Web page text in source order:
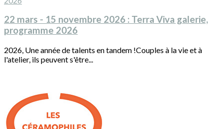
22 mars - 15 novembre 2026 : Terra Viva galerie,
programme 2026
2026, Une année de talents en tandem !Couples à la vie et à
l'atelier, ils peuvent s'être...